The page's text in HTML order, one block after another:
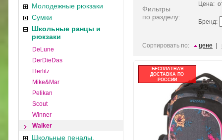
Молодежные рюкзаки
Сумки
Школьные ранцы и
рюкзаки
DeLune
DerDieDas
Herlitz
Mike&Mar
Pelikan
Scout
Winner
Walker
Школьные пеналы,
Фильтры
по разделу:
Цена:
Бренд:
Сортировать по: цене
БЕСПЛАТНАЯ
ДОСТАВКА ПО
РОССИИ